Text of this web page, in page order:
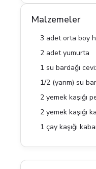
Malzemeler
3 adet orta boy
2 adet yumurta
1 su bardağı
1/2 (yarım) su
2 yemek kaşığı
2 yemek kaşığı
1 çay kaşığı